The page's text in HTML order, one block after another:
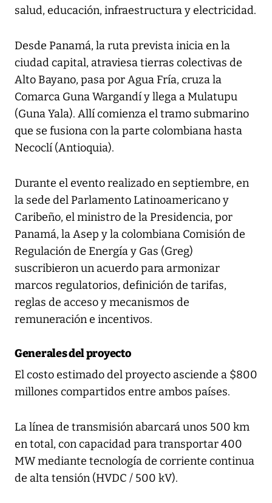
salud, educación, infraestructura y electricidad.
Desde Panamá, la ruta prevista inicia en la
ciudad capital, atraviesa tierras colectivas de
Alto Bayano, pasa por Agua Fría, cruza la
Comarca Guna Wargandí y llega a Mulatupu
(Guna Yala). Allí comienza el tramo submarino
que se fusiona con la parte colombiana hasta
Necoclí (Antioquia).
Durante el evento realizado en septiembre, en
la sede del Parlamento Latinoamericano y
Caribeño, el ministro de la Presidencia, por
Panamá, la Asep y la colombiana Comisión de
Regulación de Energía y Gas (Greg)
suscribieron un acuerdo para armonizar
marcos regulatorios, definición de tarifas,
reglas de acceso y mecanismos de
remuneración e incentivos.
Generales del proyecto
El costo estimado del proyecto asciende a $800
millones compartidos entre ambos países.
La línea de transmisión abarcará unos 500 km
en total, con capacidad para transportar 400
MW mediante tecnología de corriente continua
de alta tensión (HVDC / 500 kV).